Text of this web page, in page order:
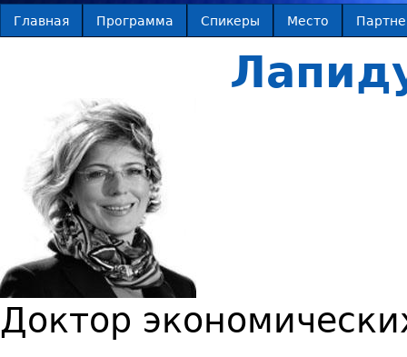
Главная Программа Спикеры Место
Доктор